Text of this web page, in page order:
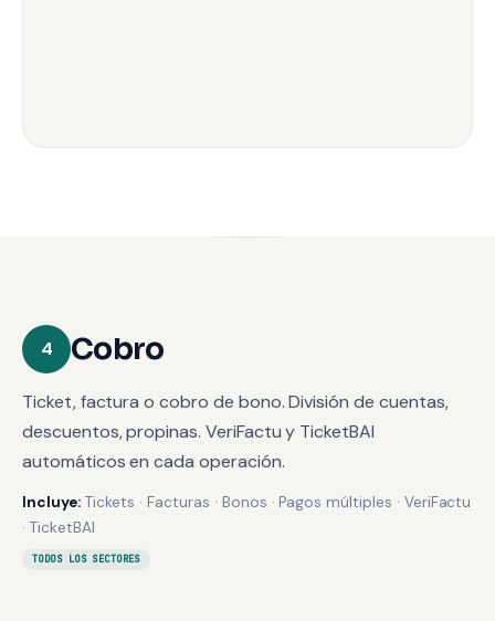
4 Cobro
Ticket, factura o cobro de bono. División de cuentas,
descuentos, propinas. VeriFactu y TicketBAI
automáticos en cada operación.
Incluye:Tickets · Facturas · Bonos · Pagos múltiples · VeriFactu
· TicketBAI
TODOS LOS SECTORES